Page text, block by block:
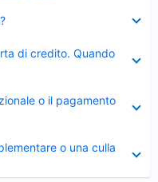
di credito. Quando
o il pagamento
o una culla